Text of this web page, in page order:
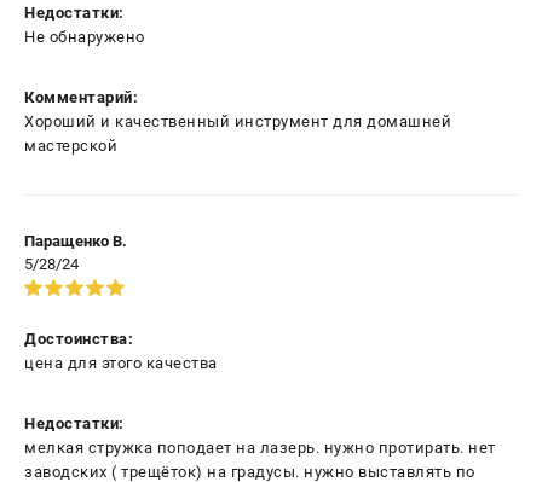
Недостатки:
Не обнаружено
Комментарий:
Хороший и качественный инструмент для домашней
мастерской
Паращенко В.
5/28/24
Достоинства:
цена для этого качества
Недостатки:
мелкая стружка поподает на лазерь. нужно протирать. нет
заводских ( трещёток) на градусы. нужно выставлять по